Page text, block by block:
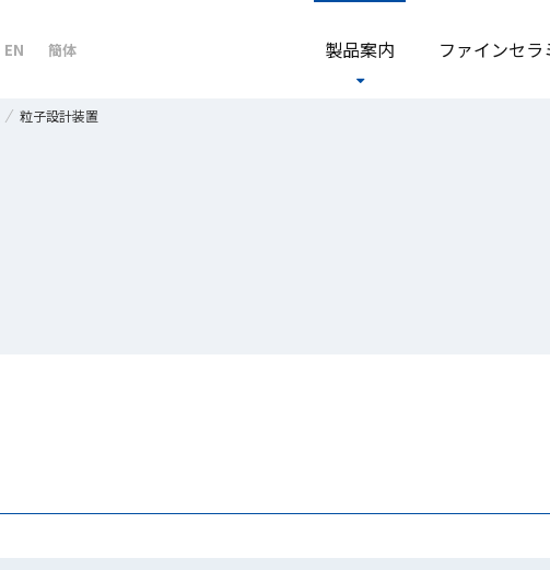
EN 簡体 製品案内 ファインセラ
粒子設計装置